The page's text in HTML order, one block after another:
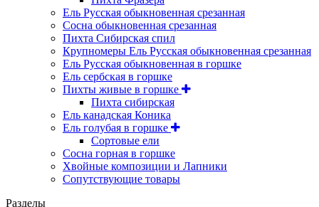
Ель Русская обыкновенная срезанная
Сосна обыкновенная срезанная
Пихта Сибирская спил
Крупномеры Ель Русская обыкновенная срезанная
Ель Русская обыкновенная в горшке
Ель сербская в горшке
Пихты живые в горшке
Пихта сибирская
Ель канадская Коника
Ель голубая в горшке
Сортовые ели
Сосна горная в горшке
Хвойные композиции и Лапники
Сопутствующие товары
Разделы